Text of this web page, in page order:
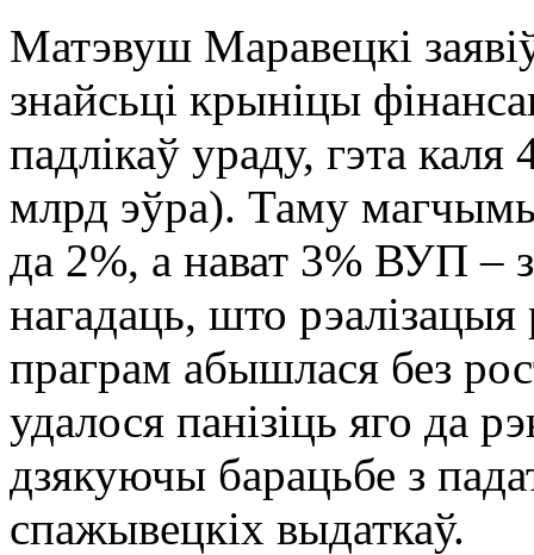
Матэвуш Маравецкі
знайсьці крыніцы
падлікаў ураду, гэта
млрд эўра). Таму
да 2%, а нават 3% ВУП –
нагадаць, што
праграм абышлася без
удалося панізіць яго да
дзякуючы барацьбе з
спажывецкіх выдаткаў.